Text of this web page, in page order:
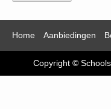
Home Aanbiedingen
Copyright ©